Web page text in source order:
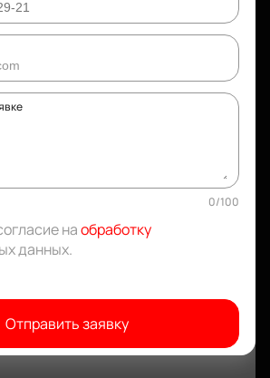
0/100
наобработку
данных.
Отправить заявку